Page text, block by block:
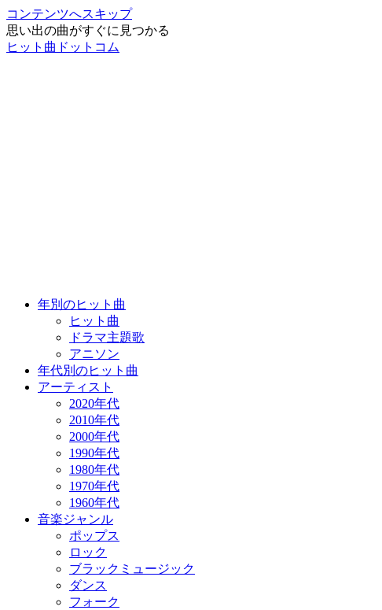
コンテンツへスキップ
思い出の曲がすぐに見つかる
ヒット曲ドットコム
年別のヒット曲
ヒット曲
ドラマ主題歌
アニソン
年代別のヒット曲
アーティスト
2020年代
2010年代
2000年代
1990年代
1980年代
1970年代
1960年代
音楽ジャンル
ポップス
ロック
ブラックミュージック
ダンス
フォーク